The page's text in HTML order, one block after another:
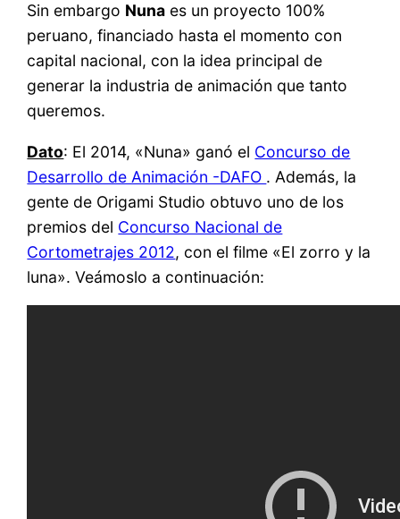
Sin embargo Nuna es un proyecto 100%
peruano, financiado hasta el momento con
capital nacional, con la idea principal de
generar la industria de animación que tanto
queremos.
Dato: El 2014, «Nuna» ganó el Concurso de
Desarrollo de Animación -DAFO . Además, la
gente de Origami Studio obtuvo uno de los
premios del Concurso Nacional de
Cortometrajes 2012, con el filme «El zorro y la
luna». Veámoslo a continuación: